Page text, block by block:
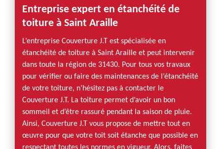
Entreprise expert en étanchéité de
toiture à Saint Araille
L’entreprise Couverture J.T est spécialisée en
étanchéité de toiture à Saint Araille et peut intervenir
dans toute la région de 31430. Pour tous vos travaux
pour vérifier ou faire des maintenances de l’étanchéité
de votre toiture, n’hésitez pas à contacter le
Couverture J.T. La toiture permet d’avoir un bon
sommeil et d’être rassuré pendant la saison de pluie.
Ainsi, Couverture J.T vous propose de mettre tout en
œuvre pour que votre toit soit étanche que possible en